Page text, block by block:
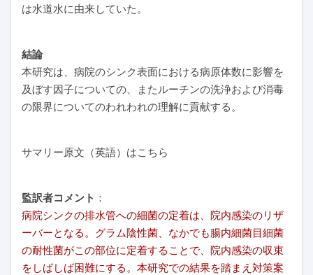
は水道水に由来していた。
結論
本研究は、病院のシンク表面における病原体数に影響を
及ぼす因子についての、またルーチンの洗浄および消毒
の限界についてのわれわれの理解に貢献する。
サマリー原文（英語）はこちら
監訳者コメント ：
病院シンクの排水管への細菌の定着は、院内感染のリザ
ーバーとなる。グラム陰性菌、なかでも腸内細菌目細菌
の耐性菌がこの部位に定着することで、院内感染の収束
をしばしば困難にする。本研究での結果を踏まえ対策案